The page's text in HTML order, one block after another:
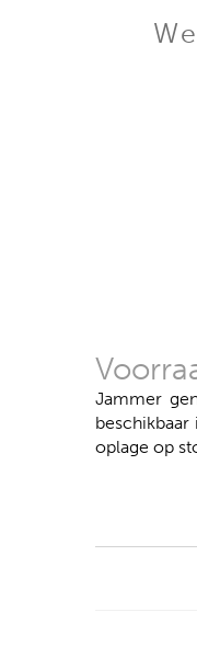
Jammer
oplage op